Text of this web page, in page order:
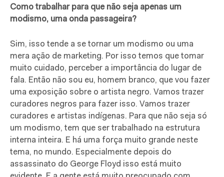
Como trabalhar para que não seja apenas um
modismo, uma onda passageira?
Sim, isso tende a se tornar um modismo ou uma
mera ação de marketing. Por isso temos que tomar
muito cuidado, perceber a importância do lugar de
fala. Então não sou eu, homem branco, que vou fazer
uma exposição sobre o artista negro. Vamos trazer
curadores negros para fazer isso. Vamos trazer
curadores e artistas indígenas. Para que não seja só
um modismo, tem que ser trabalhado na estrutura
interna inteira. E há uma força muito grande neste
tema, no mundo. Especialmente depois do
assassinato do George Floyd isso está muito